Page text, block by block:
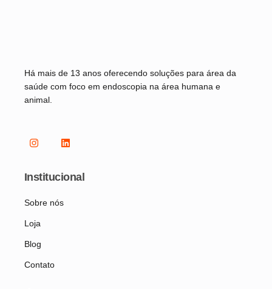
Há mais de 13 anos oferecendo soluções para área da
saúde com foco em endoscopia na área humana e
animal.
Institucional
Sobre nós
Loja
Blog
Contato